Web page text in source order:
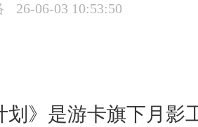
26-06-03 10:53:50
划》是游卡旗下月